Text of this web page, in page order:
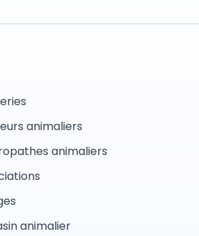
animaliers
animaliers
animalier